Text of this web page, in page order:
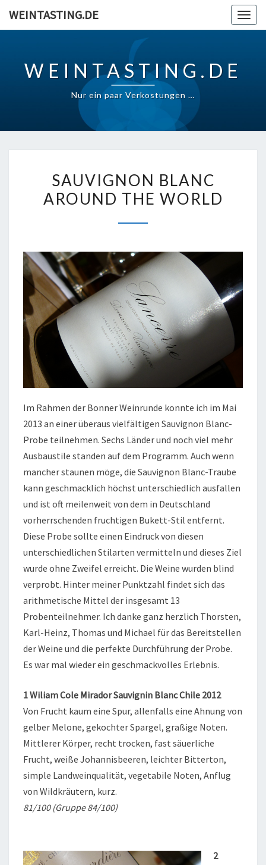
WEINTASTING.DE
WEINTASTING.DE
Nur ein paar Verkostungen …
BLANC
AROUND
SAUVIGNON BLANC
AROUND THE WORLD
Im Rahmen der Bonner Weinrunde konnte ich im Mai
2013 an einer überaus vielfältigen Sauvignon Blanc-
Probe teilnehmen. Sechs Länder und noch viel mehr
Ausbaustile standen auf dem Programm. Auch wenn
mancher staunen möge, die Sauvignon Blanc-Traube
kann geschmacklich höchst unterschiedlich ausfallen
und ist oft meilenweit von dem in Deutschland
vorherrschenden fruchtigen Bukett-Stil entfernt.
Diese Probe sollte einen Eindruck von diesen
unterschiedlichen Stilarten vermitteln und dieses Ziel
wurde ohne Zweifel erreicht. Die Weine wurden blind
verprobt. Hinter meiner Punktzahl findet sich das
arithmetische Mittel der insgesamt 13
Probenteilnehmer. Ich danke ganz herzlich Thorsten,
Karl-Heinz, Thomas und Michael für das Bereitstellen
der Weine und die perfekte Durchführung der Probe.
Es war mal wieder ein geschmackvolles Erlebnis.
1 Wiliam Cole Mirador Sauvignin Blanc Chile 2012
Von Frucht kaum eine Spur, allenfalls eine Ahnung von
gelber Melone, gekochter Spargel, graßige Noten.
Mittlerer Körper, recht trocken, fast säuerliche
Frucht, weiße Johannisbeeren, leichter Bitterton,
simple Landweinqualität, vegetabile Noten, Anflug
von Wildkräutern, kurz.
81/100 (Gruppe 84/100)
2